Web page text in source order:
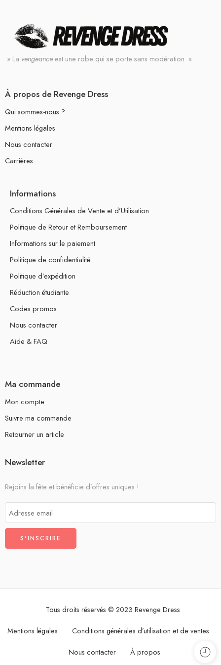
» La vengeance est une robe qui se porte sans modération. «
À propos de Revenge Dress
Qui sommes-nous ?
Mentions légales
Nous contacter
Carrières
Informations
Conditions Générales de Vente et d’Utilisation
Politique de Retour et Remboursement
Informations sur le paiement
Politique de confidentialité
Politique d’expédition
Réduction étudiante
Codes promos
Nous contacter
Aide & FAQ
Ma commande
Mon compte
Suivre ma commande
Retourner un article
Newsletter
Rejoins la fête et bénéficie d’offres uniques !
Tous droits réservés © 2023 Revenge Dress
Mentions légales Conditions générales d’utilisation et de ventes
Nous contacter À propos